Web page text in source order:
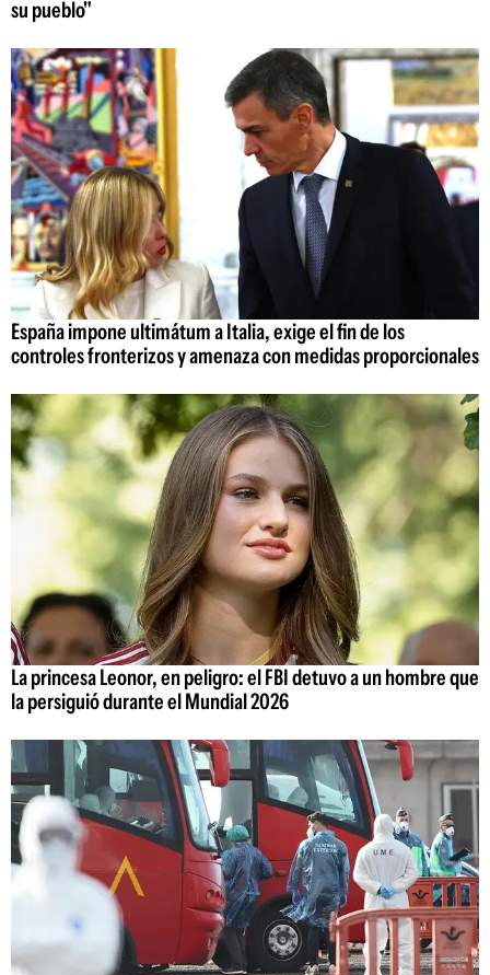
su pueblo"
España impone ultimátum a Italia, exige el fin de los
controles fronterizos y amenaza con medidas proporcionales
La princesa Leonor, en peligro: el FBI detuvo a un hombre que
la persiguió durante el Mundial 2026